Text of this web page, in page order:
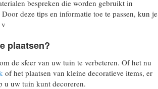
bespreken die worden gebruikt in
Door deze tips en informatie toe te passen, kun je
plaatsen?
de sfeer van uw tuin te verbeteren. Of het nu
of het plaatsen van kleine decoratieve items, er
u uw tuin kunt decoreren.